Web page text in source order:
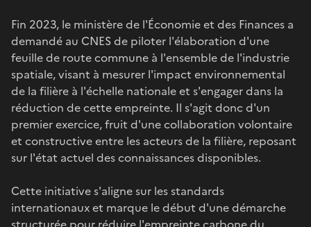
Fin 2023, le ministère de l'Économie et des Finances a
demandé au CNES de piloter l'élaboration d'une
feuille de route commune à l'ensemble de l'industrie
spatiale, visant à mesurer l'impact environnemental
de la filière à l'échelle nationale et s'engager dans la
réduction de cette empreinte. Il s'agit donc d'un
premier exercice, fruit d'une collaboration volontaire
et constructive entre les acteurs de la filière, reposant
sur l'état actuel des connaissances disponibles.
Cette initiative s'aligne sur les standards
internationaux et marque le début d'une démarche